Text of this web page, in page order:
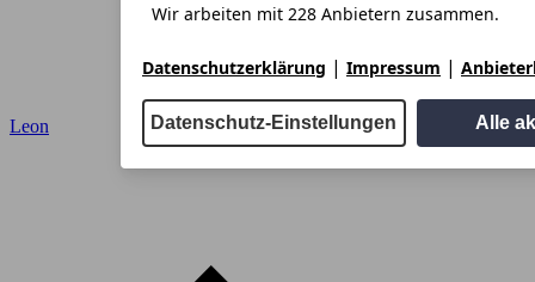
Wir arbeiten mit 228 Anbietern zusammen.
Datenschutzerklärung | Impressum |
Datenschutz-Einstellungen Alle
Leon